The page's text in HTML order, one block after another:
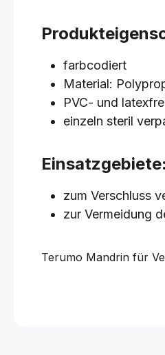
farbcodiert
Material:
PVC- und
einzeln steril
Einsatzgebiete:
zum Verschluss
zur Vermeidung
Terumo Mandrin für